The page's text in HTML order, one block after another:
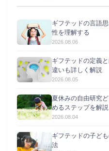
ギフテッドの言語
性を理解する
2026.08.06
ギフテッドの定義
違いも詳しく解説
2026.08.05
夏休みの自由研究
めるステップを解説
2026.08.04
ギフテッドの子ど
法